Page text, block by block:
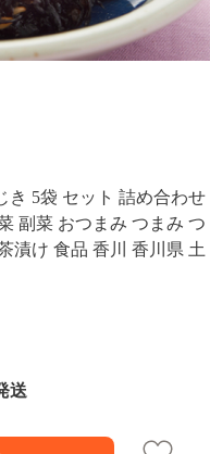
き 5袋 セット 詰め合わせ
副菜 おつまみ つまみ つ
漬け 食品 香川 香川県 土
送